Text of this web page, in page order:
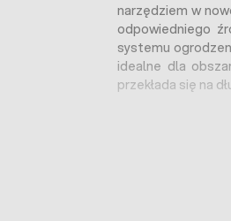
narzędziem w
odpowiedniego
systemu
idealne dla
przekłada się na